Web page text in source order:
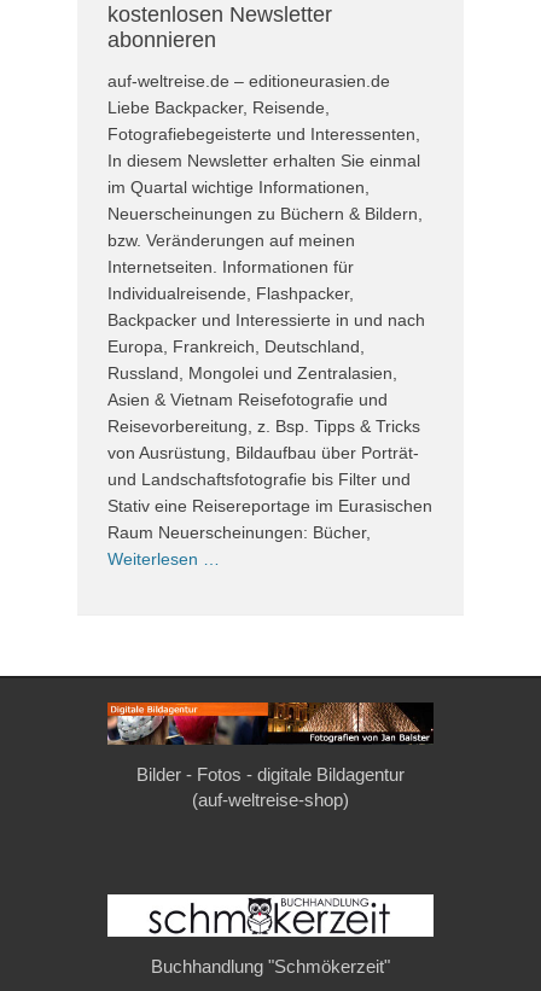
kostenlosen Newsletter
abonnieren
auf-weltreise.de – editioneurasien.de
Liebe Backpacker, Reisende,
Fotografiebegeisterte und Interessenten,
In diesem Newsletter erhalten Sie einmal
im Quartal wichtige Informationen,
Neuerscheinungen zu Büchern & Bildern,
bzw. Veränderungen auf meinen
Internetseiten. Informationen für
Individualreisende, Flashpacker,
Backpacker und Interessierte in und nach
Europa, Frankreich, Deutschland,
Russland, Mongolei und Zentralasien,
Asien & Vietnam Reisefotografie und
Reisevorbereitung, z. Bsp. Tipps & Tricks
von Ausrüstung, Bildaufbau über Porträt-
und Landschaftsfotografie bis Filter und
Stativ eine Reisereportage im Eurasischen
Raum Neuerscheinungen: Bücher,
Weiterlesen …
Bilder - Fotos - digitale Bildagentur
(auf-weltreise-shop)
Buchhandlung "Schmökerzeit"